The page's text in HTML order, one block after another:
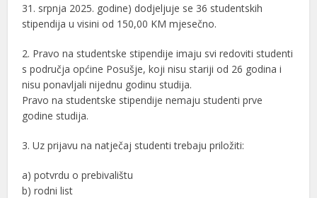
31. srpnja 2025. godine) dodjeljuje se 36 studentskih
stipendija u visini od 150,00 KM mjesečno.
2. Pravo na studentske stipendije imaju svi redoviti studenti
s područja općine Posušje, koji nisu stariji od 26 godina i
nisu ponavljali nijednu godinu studija.
Pravo na studentske stipendije nemaju studenti prve
godine studija.
3. Uz prijavu na natječaj studenti trebaju priložiti:
a) potvrdu o prebivalištu
b) rodni list